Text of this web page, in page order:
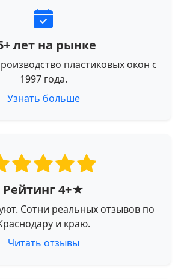
лет на рынке
пластиковых окон с
1997 года.
Узнать больше
Рейтинг 4+★
Сотни реальных отзывов по
и краю.
Читать отзывы